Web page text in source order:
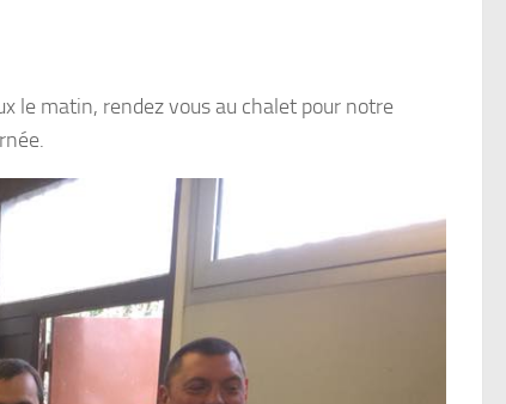
le matin, rendez vous au chalet pour notre